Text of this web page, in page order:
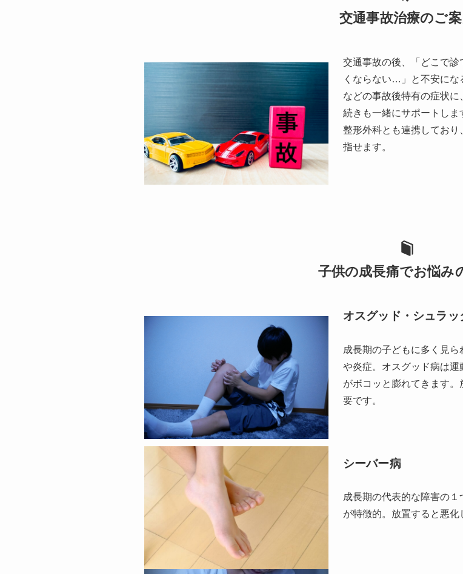
交通事故治療のご
交通事故の後、「どこで
くならない…」と不安にな
などの事故後特有の症状
続きも一緒にサポートし
整形外科とも連携しており
指せます。
子供の成長痛でお悩み
オスグッド・シュラッ
成長期の子どもに多く見
や炎症。オスグッド病は
がボコッと膨れてきます
要です。
シーバー病
成長期の代表的な障害の１
が特徴的。放置すると悪化